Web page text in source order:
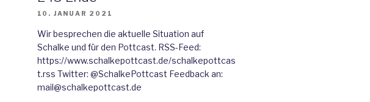
10. JANUAR 2021
Wir besprechen die aktuelle Situation auf
Schalke und für den Pottcast. RSS-Feed:
https://www.schalkepottcast.de/schalkepottcas
t.rss Twitter: @SchalkePottcast Feedback an:
mail@schalkepottcast.de